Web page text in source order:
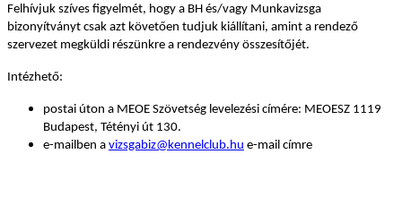
Felhívjuk szíves figyelmét, hogy a BH és/vagy Munkavizsga
bizonyítványt csak azt követően tudjuk kiállítani, amint a rendező
szervezet megküldi részünkre a rendezvény összesítőjét.
Intézhető:
postai úton a MEOE Szövetség levelezési címére: MEOESZ 1119
Budapest, Tétényi út 130.
e-mailben a vizsgabiz@kennelclub.hu e-mail címre